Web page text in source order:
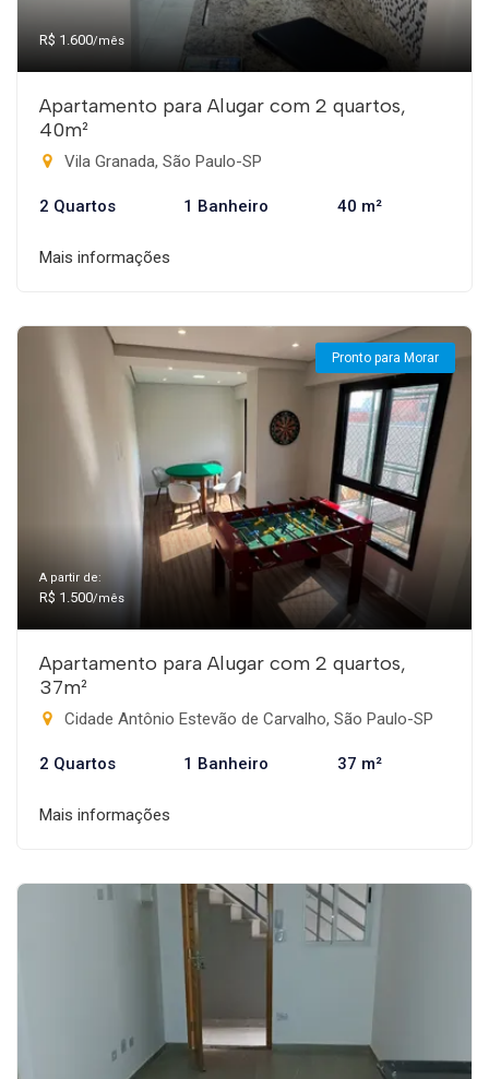
R$ 1.600/mês
Apartamento para Alugar com 2 quartos,
40m²
Vila Granada, São Paulo-SP
2 Quartos 1 Banheiro 40 m²
Mais informações
Pronto para Morar
A partir de:
R$ 1.500/mês
Apartamento para Alugar com 2 quartos,
37m²
Cidade Antônio Estevão de Carvalho, São Paulo-SP
2 Quartos 1 Banheiro 37 m²
Mais informações